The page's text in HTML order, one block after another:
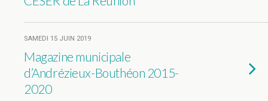
SAMEDI 15 JUIN 2019
Magazine municipale
d’Andrézieux-Bouthéon 2015-
2020